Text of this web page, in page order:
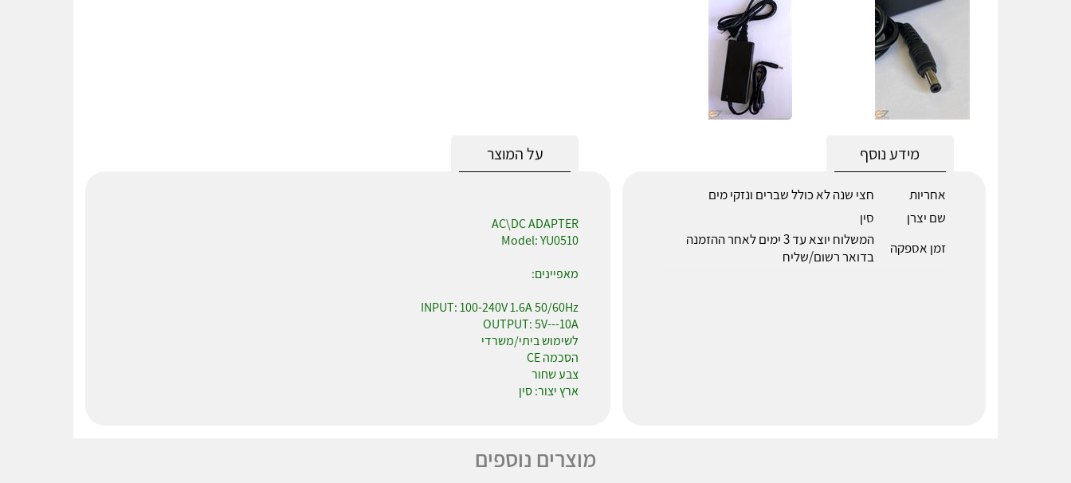
על המוצר
AC\DC ADAPTER
Model: YU0510
מאפיינים:
INPUT: 100-240V 1.6A 50/60Hz
OUTPUT: 5V---10A
לשימוש ביתי/משרדי
הסכמה CE
צבע שחור
ארץ יצור: סין
מידע נוסף
אחריות
חצי שנה לא כולל שברים ונזקי מים
שם יצרן
סין
זמן אספקה
המשלוח יוצא עד 3 ימים לאחר ההזמנה
בדואר רשום/שליח
מוצרים נוספים